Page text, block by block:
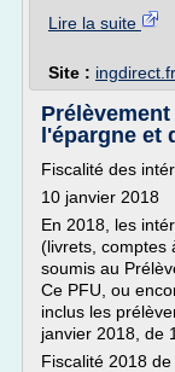
Lire la suite
Site : ingdirect.fr
l'épargne et
Fiscalité des
10 janvier 2018
En 2018, les
(livrets, comptes
soumis au
Ce PFU, ou
inclus les
janvier 2018, de
Fiscalité 2018 de